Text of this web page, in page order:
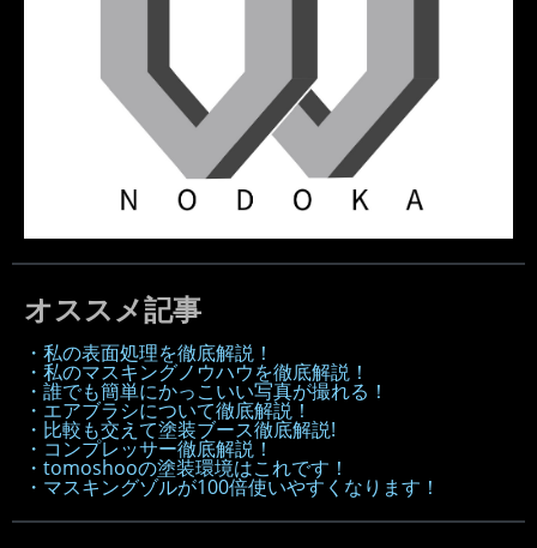
オススメ記事
・私の表面処理を徹底解説！
・私のマスキングノウハウを徹底解説！
・誰でも簡単にかっこいい写真が撮れる！
・エアブラシについて徹底解説！
・比較も交えて塗装ブース徹底解説!
・コンプレッサー徹底解説！
・tomoshooの塗装環境はこれです！
・マスキングゾルが100倍使いやすくなります！